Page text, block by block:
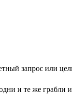
запрос или
и те же грабли